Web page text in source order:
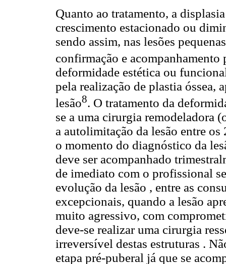
Quanto ao tratamento, a
crescimento estacionado ou
sendo assim, nas lesões
confirmação e acompanhamento
deformidade estética ou
pela realização de plastia óssea,
lesão8. O tratamento da
se a uma cirurgia remodeladora
a autolimitação da lesão entre
o momento do diagnóstico da
deve ser acompanhado
de imediato com o profissional
evolução da lesão , entre as
excepcionais, quando a lesão
muito agressivo, com
deve-se realizar uma cirurgia
irreversível destas estruturas .
etapa pré-puberal já que se